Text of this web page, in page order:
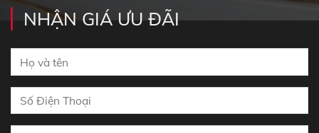
NHẬN GIÁ ƯU ĐÃI